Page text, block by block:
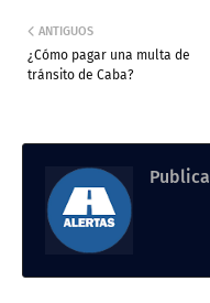
ANTIGUOS
¿Cómo pagar una multa de
tránsito de Caba?